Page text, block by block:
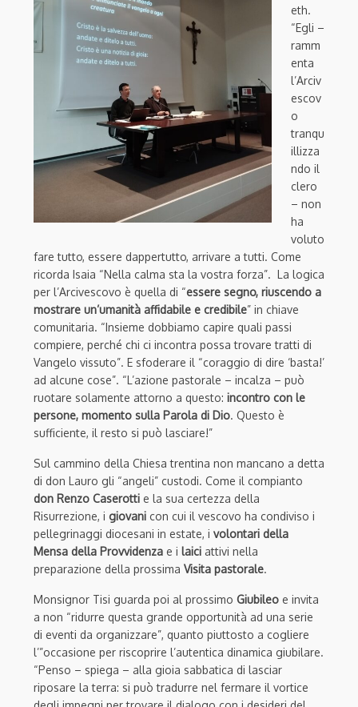
eth.
“Egli –
ramm
enta
l’Arciv
escov
o
tranqu
illizza
ndo il
clero
– non
ha
voluto
fare tutto, essere dappertutto, arrivare a tutti. Come
ricorda Isaia “Nella calma sta la vostra forza”. La logica
per l’Arcivescovo è quella di “essere segno, riuscendo a
mostrare un’umanità affidabile e credibile” in chiave
comunitaria. “Insieme dobbiamo capire quali passi
compiere, perché chi ci incontra possa trovare tratti di
Vangelo vissuto”. E sfoderare il “coraggio di dire ‘basta!’
ad alcune cose”. “L’azione pastorale – incalza – può
ruotare solamente attorno a questo: incontro con le
persone, momento sulla Parola di Dio. Questo è
sufficiente, il resto si può lasciare!”
Sul cammino della Chiesa trentina non mancano a detta
di don Lauro gli “angeli” custodi. Come il compianto
don Renzo Caserotti e la sua certezza della
Risurrezione, i giovani con cui il vescovo ha condiviso i
pellegrinaggi diocesani in estate, i volontari della
Mensa della Provvidenza e i laici attivi nella
preparazione della prossima Visita pastorale.
Monsignor Tisi guarda poi al prossimo Giubileo e invita
a non “ridurre questa grande opportunità ad una serie
di eventi da organizzare”, quanto piuttosto a cogliere
l’”occasione per riscoprire l’autentica dinamica giubilare.
“Penso – spiega – alla gioia sabbatica di lasciar
riposare la terra: si può tradurre nel fermare il vortice